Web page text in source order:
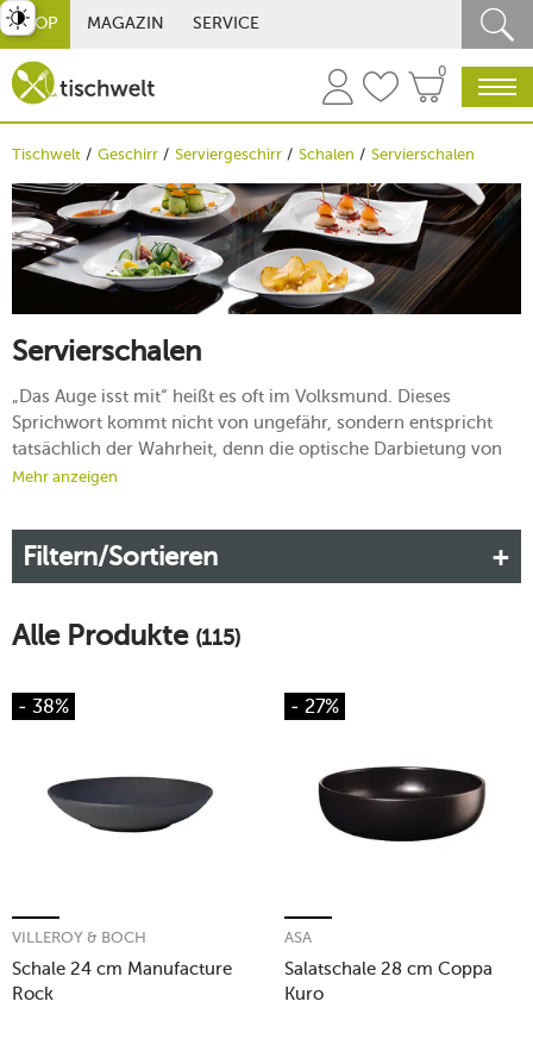
SHOP MAGAZIN SERVICE
0
Tischwelt Geschirr Serviergeschirr Schalen Servierschalen
Servierschalen
„Das Auge isst mit“ heißt es oft im Volksmund. Dieses
Sprichwort kommt nicht von ungefähr, sondern entspricht
tatsächlich der Wahrheit, denn die optische Darbietung von
Speisen entscheidet maßgeblich über deren Geschmack
vor allem die Servierschalen, die zum ästhetischen Anrichten
von Mahlzeiten verwendet werden.
Mehr erfahren!
Mehr anzeigen
Filtern/Sortieren
Alle Produkte (115)
- 38%
Schale 24 cm Manufacture
Rock
VILLEROY & BOCH
- 27%
Salatschale 28 cm Coppa
Kuro
ASA
umschalten